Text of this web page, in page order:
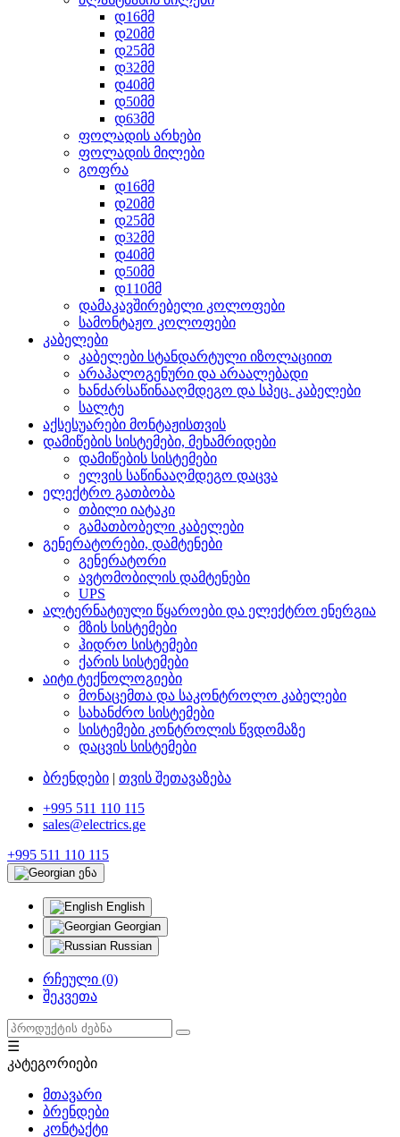
დ16მმ
დ20მმ
დ25მმ
დ32მმ
დ40მმ
დ50მმ
დ63მმ
ფოლადის არხები
ფოლადის მილები
გოფრა
დ16მმ
დ20მმ
დ25მმ
დ32მმ
დ40მმ
დ50მმ
დ110მმ
დამაკავშირებელი კოლოფები
სამონტაჟო კოლოფები
კაბელები
კაბელები სტანდარტული იზოლაციით
არაჰალოგენური და არაალებადი
ხანძარსაწინააღმდეგო და სპეც. კაბელები
სალტე
აქსესუარები მონტაჟისთვის
დამიწების სისტემები, მეხამრიდები
დამიწების სისტემები
ელვის საწინააღმდეგო დაცვა
ელექტრო გათბობა
თბილი იატაკი
გამათბობელი კაბელები
გენერატორები, დამტენები
გენერატორი
ავტომობილის დამტენები
UPS
ალტერნატიული წყაროები და ელექტრო ენერგია
მზის სისტემები
ჰიდრო სისტემები
ქარის სისტემები
აიტი ტექნოლოგიები
მონაცემთა და საკონტროლო კაბელები
სახანძრო სისტემები
სისტემები კონტროლის წვდომაზე
დაცვის სისტემები
ბრენდები | თვის შეთავაზება
+995 511 110 115
sales@electrics.ge
+995 511 110 115
ენა
English
Georgian
Russian
რჩეული (0)
შეკვეთა
☰
კატეგორიები
მთავარი
ბრენდები
კონტაქტი